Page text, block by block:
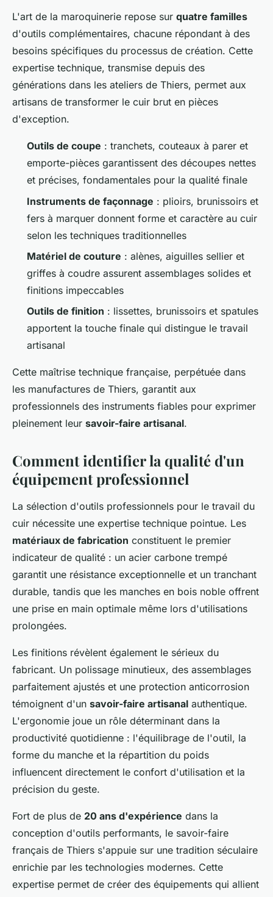
L'art de la maroquinerie repose sur quatre familles
d'outils complémentaires, chacune répondant à des
besoins spécifiques du processus de création. Cette
expertise technique, transmise depuis des
générations dans les ateliers de Thiers, permet aux
artisans de transformer le cuir brut en pièces
d'exception.
Outils de coupe : tranchets, couteaux à parer et
emporte-pièces garantissent des découpes nettes
et précises, fondamentales pour la qualité finale
Instruments de façonnage : plioirs, brunissoirs et
fers à marquer donnent forme et caractère au cuir
selon les techniques traditionnelles
Matériel de couture : alènes, aiguilles sellier et
griffes à coudre assurent assemblages solides et
finitions impeccables
Outils de finition : lissettes, brunissoirs et spatules
apportent la touche finale qui distingue le travail
artisanal
Cette maîtrise technique française, perpétuée dans
les manufactures de Thiers, garantit aux
professionnels des instruments fiables pour exprimer
pleinement leur savoir-faire artisanal.
Comment identifier la qualité d'un
équipement professionnel
La sélection d'outils professionnels pour le travail du
cuir nécessite une expertise technique pointue. Les
matériaux de fabrication constituent le premier
indicateur de qualité : un acier carbone trempé
garantit une résistance exceptionnelle et un tranchant
durable, tandis que les manches en bois noble offrent
une prise en main optimale même lors d'utilisations
prolongées.
Les finitions révèlent également le sérieux du
fabricant. Un polissage minutieux, des assemblages
parfaitement ajustés et une protection anticorrosion
témoignent d'un savoir-faire artisanal authentique.
L'ergonomie joue un rôle déterminant dans la
productivité quotidienne : l'équilibrage de l'outil, la
forme du manche et la répartition du poids
influencent directement le confort d'utilisation et la
précision du geste.
Fort de plus de 20 ans d'expérience dans la
conception d'outils performants, le savoir-faire
français de Thiers s'appuie sur une tradition séculaire
enrichie par les technologies modernes. Cette
expertise permet de créer des équipements qui allient